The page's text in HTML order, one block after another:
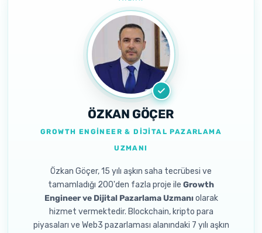
ÖZKAN GÖÇER
GROWTH ENGINEER & DIJITAL PAZARLAMA
UZMANI
Özkan Göçer, 15 yılı aşkın saha tecrübesi ve
tamamladığı 200'den fazla proje ile Growth
Engineer ve Dijital Pazarlama Uzmanıolarak
hizmet vermektedir. Blockchain, kripto para
piyasaları ve Web3 pazarlaması alanındaki 7 yılı aşkın